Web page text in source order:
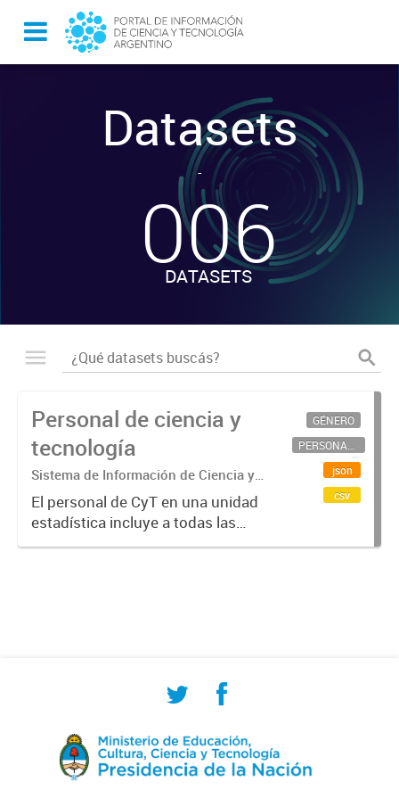
Datasets
-
006
DATASETS
Personal de ciencia y
tecnología
Sistema de Información de Ciencia y
Tecnología Argentino (SICYTAR)
El personal de CyT en una unidad
estadística incluye a todas las
personas involucradas
GÉNERO
PERSONAL CIENTÍFICO-TECNOLÓGICO
json
csv